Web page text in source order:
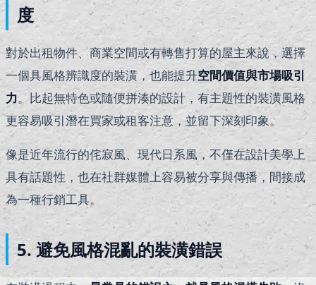
度
對於出租物件、商業空間或有轉售打算的屋主來說，選擇
一個具風格辨識度的裝潢，也能提升空間價值與市場吸引
力。比起無特色或隨便拼湊的設計，有主題性的裝潢風格
更容易吸引潛在買家或租客注意，並留下深刻印象。
像是近年流行的侘寂風、現代日系風，不僅在設計美學上
具有話題性，也在社群媒體上容易被分享與傳播，間接成
為一種行銷工具。
5. 避免風格混亂的裝潢錯誤